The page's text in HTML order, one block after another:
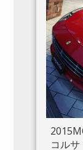
コル